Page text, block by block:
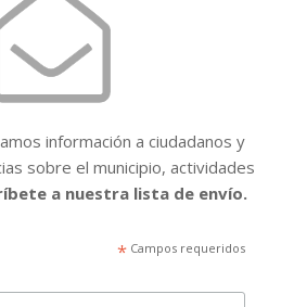
información a ciudadanos y
sobre el municipio, actividades
a nuestra lista de envío.
*Campos requeridos